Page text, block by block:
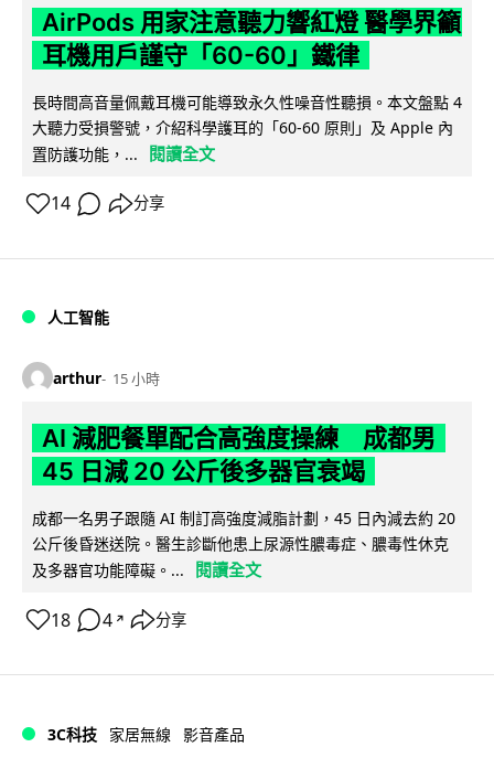
AirPods 用家注意聽力響紅燈 醫學界籲
耳機用戶謹守「60-60」鐵律
長時間高音量佩戴耳機可能導致永久性噪音性聽損。本文盤點 4
大聽力受損警號，介紹科學護耳的「60-60 原則」及 Apple 內
置防護功能，...
閱讀全文
14 分享
人工智能
arthur 15 小時
AI 減肥餐單配合高強度操練 成都男
45 日減 20 公斤後多器官衰竭
成都一名男子跟隨 AI 制訂高強度減脂計劃，45 日內減去約 20
公斤後昏迷送院。醫生診斷他患上尿源性膿毒症、膿毒性休克
及多器官功能障礙。...
閱讀全文
18 4 ↗ 分享
3C科技 家居無線 影音產品